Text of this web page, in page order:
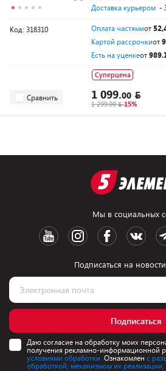
Доставка курьером -
Код: 318310 Оплата частямиот
Картой рассрочкиот
Есть на уценкеот
Сравнить
Суперцена
1 099.00
1 299.00 -15%
Мы в социальных
Подписаться на
Подписаться
Даю согласие на обработку моих
получения рекламно-информационной
условиями обработки. Ознакомлен с
обработкой, механизмом их